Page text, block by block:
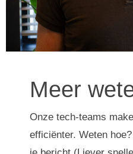
Meer
Onze tech-teams
efficiënter. Weten